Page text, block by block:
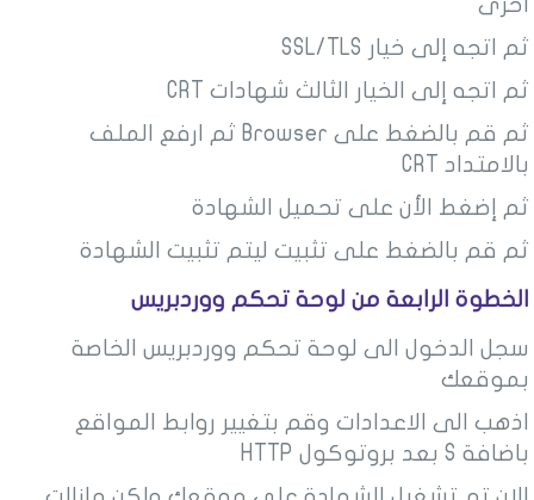
اخرى
ثم اتجه إلى خيار SSL/TLS
ثم اتجه إلى الخيار الثالث شهادات CRT
ثم قم بالضغط على Browser ثم ارفع الملف
بالامتداد CRT
ثم إضغط الأن على تحميل الشهادة
ثم قم بالضغط على تثبيت ليتم تثبيت الشهادة
الخطوة الرابعة من لوحة تحكم ووردبريس
سجل الدخول الى لوحة تحكم ووردبريس الخاصة
بموقعك
اذهب الى الاعدادات وقم بتغيير روابط المواقع
باضافة S بعد بروتوكول HTTP